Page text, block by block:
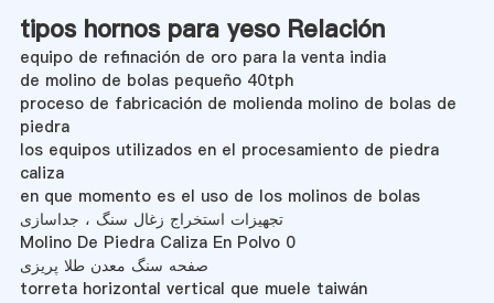
tipos hornos para yeso Relación
equipo de refinación de oro para la venta india
de molino de bolas pequeño 40tph
proceso de fabricación de molienda molino de bolas de
piedra
los equipos utilizados en el procesamiento de piedra
caliza
en que momento es el uso de los molinos de bolas
تجهیزات استخراج زغال سنگ ، جداسازی
Molino De Piedra Caliza En Polvo 0
صفحه سنگ معدن طلا پریزی
torreta horizontal vertical que muele taiwán